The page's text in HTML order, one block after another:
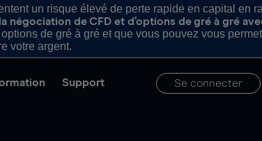
un risque élevé de perte rapide en capital en
négociation de CFD et d’options de gré à gré
de gré à gré et que vous pouvez vous
votre argent.
Support Se connecter